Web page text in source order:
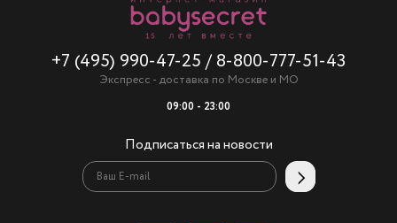
+7 (495) 990-47-25 / 8-800-777-51-43
Экспресс - доставка по Москве и МО
09:00 - 23:00
Подписаться на новости